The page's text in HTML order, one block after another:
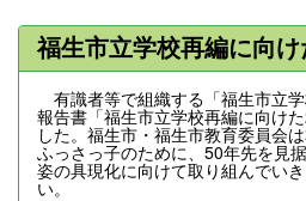
福生市立学校再編に向
有識者等で組織する「福生市立
報告書「福生市立学校再編に向け
した。福生市・福生市教育委員会
ふっさっ子のために、50年先を見
姿の具現化に向けて取り組んでい
い。